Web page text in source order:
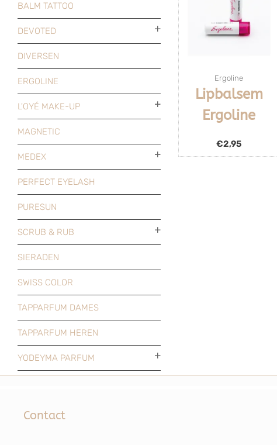
BALM TATTOO
DEVOTED
DIVERSEN
ERGOLINE
L'OYÉ MAKE-UP
MAGNETIC
MEDEX
PERFECT EYELASH
PURESUN
SCRUB & RUB
SIERADEN
SWISS COLOR
TAPPARFUM DAMES
TAPPARFUM HEREN
YODEYMA PARFUM
Ergoline
Lipbalsem
Ergoline
€2,95
Contact